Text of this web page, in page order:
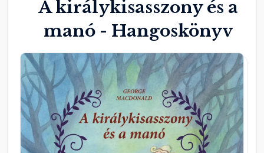
A királykisasszony és a
manó - Hangoskönyv